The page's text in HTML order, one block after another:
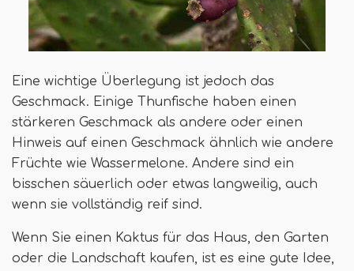
Eine wichtige Überlegung ist jedoch das
Geschmack. Einige Thunfische haben einen
stärkeren Geschmack als andere oder einen
Hinweis auf einen Geschmack ähnlich wie andere
Früchte wie Wassermelone. Andere sind ein
bisschen säuerlich oder etwas langweilig, auch
wenn sie vollständig reif sind.
Wenn Sie einen Kaktus für das Haus, den Garten
oder die Landschaft kaufen, ist es eine gute Idee,